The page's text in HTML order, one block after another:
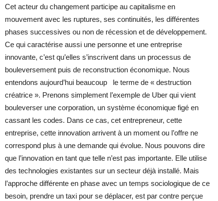
Cet acteur du changement participe au capitalisme en
mouvement avec les ruptures, ses continuités, les différentes
phases successives ou non de récession et de développement.
Ce qui caractérise aussi une personne et une entreprise
innovante, c’est qu’elles s’inscrivent dans un processus de
bouleversement puis de reconstruction économique. Nous
entendons aujourd’hui beaucoup le terme de « destruction
créatrice ». Prenons simplement l’exemple de Uber qui vient
bouleverser une corporation, un système économique figé en
cassant les codes. Dans ce cas, cet entrepreneur, cette
entreprise, cette innovation arrivent à un moment ou l’offre ne
correspond plus à une demande qui évolue. Nous pouvons dire
que l’innovation en tant que telle n’est pas importante. Elle utilise
des technologies existantes sur un secteur déjà installé. Mais
l’approche différente en phase avec un temps sociologique de ce
besoin, prendre un taxi pour se déplacer, est par contre perçue